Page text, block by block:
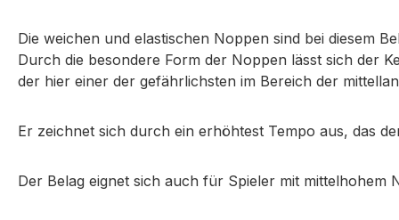
Die weichen und elastischen Noppen sind bei diesem
Durch die besondere Form der Noppen lässt sich der
der hier einer der gefährlichsten im Bereich der
Er zeichnet sich durch ein erhöhtest Tempo aus, das
Der Belag eignet sich auch für Spieler mit mittelhohem